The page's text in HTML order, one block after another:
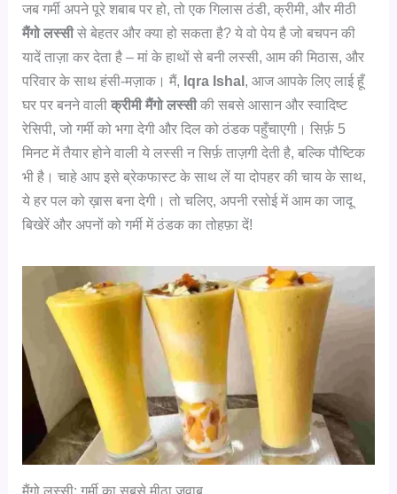
जब गर्मी अपने पूरे शबाब पर हो, तो एक गिलास ठंडी, क्रीमी, और मीठी
मैंगो लस्सीसे बेहतर और क्या हो सकता है? ये वो पेय है जो बचपन की
यादें ताज़ा कर देता है – मां के हाथों से बनी लस्सी, आम की मिठास, और
परिवार के साथ हंसी-मज़ाक। मैं, Iqra Ishal , आज आपके लिए लाई हूँ
घर पर बनने वालीक्रीमी मैंगो लस्सीकी सबसे आसान और स्वादिष्ट
रेसिपी, जो गर्मी को भगा देगी और दिल को ठंडक पहुँचाएगी। सिर्फ़ 5
मिनट में तैयार होने वाली ये लस्सी न सिर्फ़ ताज़गी देती है, बल्कि पौष्टिक
भी है। चाहे आप इसे ब्रेकफास्ट के साथ लें या दोपहर की चाय के साथ,
ये हर पल को ख़ास बना देगी। तो चलिए, अपनी रसोई में आम का जादू
बिखेरें और अपनों को गर्मी में ठंडक का तोहफ़ा दें!
मैंगो लस्सी: गर्मी का सबसे मीठा जवाब